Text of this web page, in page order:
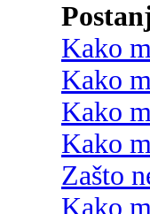
Kako
Kako
Kako
Kako
Zašto
Kako